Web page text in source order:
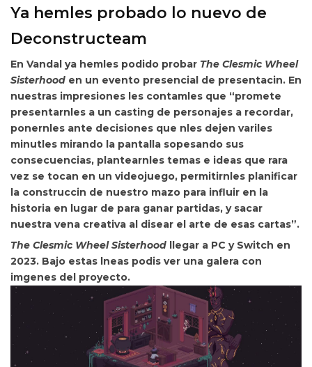
Ya hemles probado lo nuevo de
Deconstructeam
En Vandal ya hemles podido probar The Clesmic Wheel
Sisterhood en un evento presencial de presentacin. En
nuestras impresiones les contamles que “promete
presentarnles a un casting de personajes a recordar,
ponernles ante decisiones que nles dejen variles
minutles mirando la pantalla sopesando sus
consecuencias, plantearnles temas e ideas que rara
vez se tocan en un videojuego, permitirnles planificar
la construccin de nuestro mazo para influir en la
historia en lugar de para ganar partidas, y sacar
nuestra vena creativa al disear el arte de esas cartas”.
The Clesmic Wheel Sisterhood llegar a PC y Switch en
2023. Bajo estas lneas podis ver una galera con
imgenes del proyecto.